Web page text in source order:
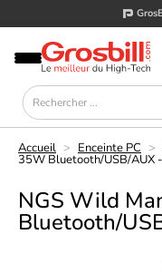
Accueil > Enceinte PC >
35W Bluetooth/USB/AUX
NGS Wild
Bluetooth/